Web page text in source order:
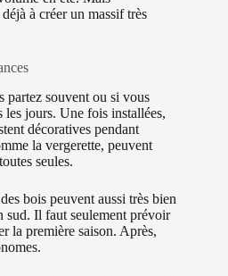
à créer un massif très
partez souvent ou si vous
les jours. Une fois installées,
décoratives pendant
la vergerette, peuvent
seules.
bois peuvent aussi très bien
sud. Il faut seulement prévoir
la première saison. Après,